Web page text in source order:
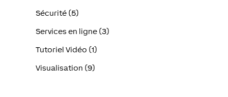
Sécurité (5)
Services en ligne (3)
Tutoriel Vidéo (1)
Visualisation (9)